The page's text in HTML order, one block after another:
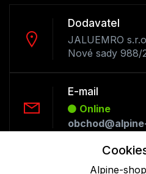
Dodavatel
JALUEMRO
Nové sady
E-mail
Online
Alpine-